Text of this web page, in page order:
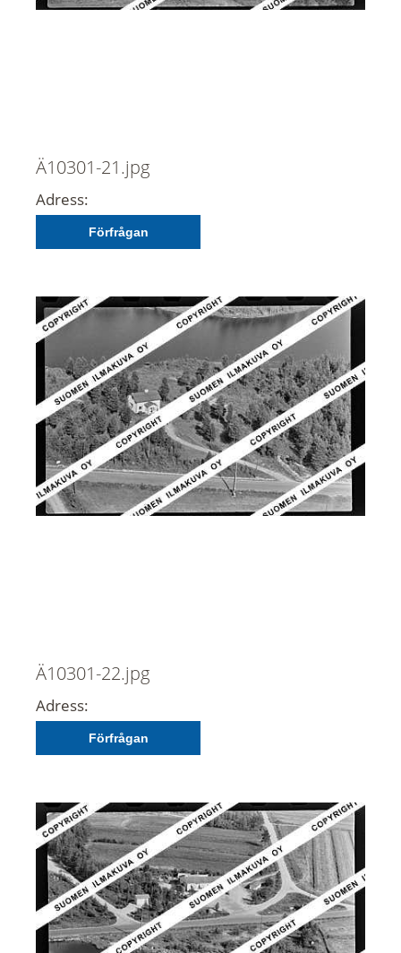
Ä10301-21.jpg
Adress:
Förfrågan
Ä10301-22.jpg
Adress:
Förfrågan